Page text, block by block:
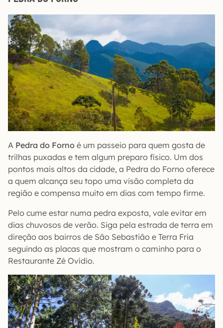
A Pedra do Forno é um passeio para quem gosta de
trilhas puxadas e tem algum preparo físico. Um dos
pontos mais altos da cidade, a Pedra do Forno oferece
a quem alcança seu topo uma visão completa da
região e compensa muito em dias com tempo firme.
Pelo cume estar numa pedra exposta, vale evitar em
dias chuvosos de verão. Siga pela estrada de terra em
direção aos bairros de São Sebastião e Terra Fria
seguindo as placas que mostram o caminho para o
Restaurante Zé Ovídio.